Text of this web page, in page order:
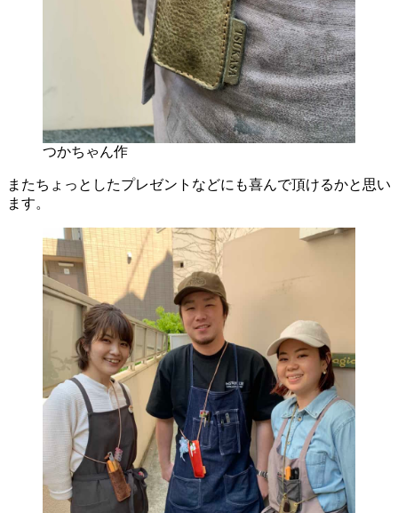
つかちゃん作
またちょっとしたプレゼントなどにも喜んで頂けるかと思い
ます。